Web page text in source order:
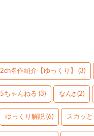
2ch名作紹介【ゆっくり】 (3)
5ちゃんねる (3) なんg (2)
ゆっくり解説 (6) スカッと